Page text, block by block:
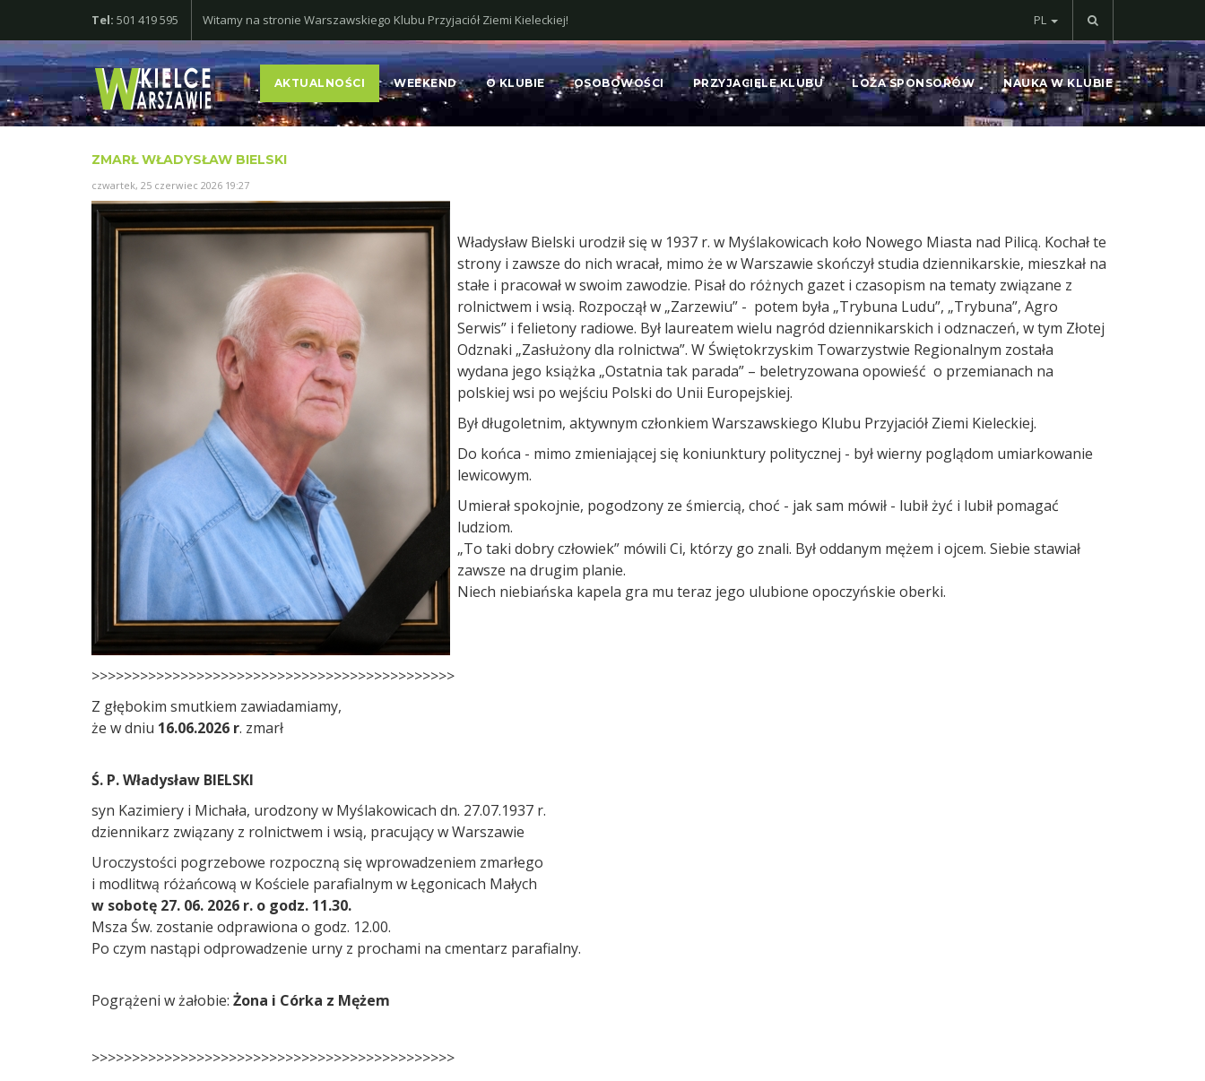
Tel: 501 419 595 Witamy na stronie Warszawskiego Klubu Przyjaciół Ziemi Kieleckiej! PL
AKTUALNOŚCI WEEKEND O KLUBIE OSOBOWOŚCI PRZYJACIELE KLUBU LOŻA SPONSORÓW NAUKA W KLUBIE
ZMARŁ WŁADYSŁAW BIELSKI
czwartek, 25 czerwiec 2026 19:27
Władysław Bielski urodził się w 1937 r. w Myślakowicach koło Nowego Miasta nad Pilicą. Kochał te
strony i zawsze do nich wracał, mimo że w Warszawie skończył studia dziennikarskie, mieszkał na
stałe i pracował w swoim zawodzie. Pisał do różnych gazet i czasopism na tematy związane z
rolnictwem i wsią. Rozpoczął w „Zarzewiu” - potem była „Trybuna Ludu”, „Trybuna”, Agro
Serwis” i felietony radiowe. Był laureatem wielu nagród dziennikarskich i odznaczeń, w tym Złotej
Odznaki „Zasłużony dla rolnictwa”. W Świętokrzyskim Towarzystwie Regionalnym została
wydana jego książka „Ostatnia tak parada” – beletryzowana opowieść o przemianach na
polskiej wsi po wejściu Polski do Unii Europejskiej.
Był długoletnim, aktywnym członkiem Warszawskiego Klubu Przyjaciół Ziemi Kieleckiej.
Do końca - mimo zmieniającej się koniunktury politycznej - był wierny poglądom umiarkowanie
lewicowym.
Umierał spokojnie, pogodzony ze śmiercią, choć - jak sam mówił - lubił żyć i lubił pomagać
ludziom.
„To taki dobry człowiek” mówili Ci, którzy go znali. Był oddanym mężem i ojcem. Siebie stawiał
zawsze na drugim planie.
Niech niebiańska kapela gra mu teraz jego ulubione opoczyńskie oberki.
>>>>>>>>>>>>>>>>>>>>>>>>>>>>>>>>>>>>>>>>>>>>>
Z głębokim smutkiem zawiadamiamy,
że w dniu 16.06.2026 r. zmarł
Ś. P. Władysław BIELSKI
syn Kazimiery i Michała, urodzony w Myślakowicach dn. 27.07.1937 r.
dziennikarz związany z rolnictwem i wsią, pracujący w Warszawie
Uroczystości pogrzebowe rozpoczną się wprowadzeniem zmarłego
i modlitwą różańcową w Kościele parafialnym w Łęgonicach Małych
w sobotę 27. 06. 2026 r. o godz. 11.30.
Msza Św. zostanie odprawiona o godz. 12.00.
Po czym nastąpi odprowadzenie urny z prochami na cmentarz parafialny.
Pogrążeni w żałobie: Żona i Córka z Mężem
>>>>>>>>>>>>>>>>>>>>>>>>>>>>>>>>>>>>>>>>>>>>>